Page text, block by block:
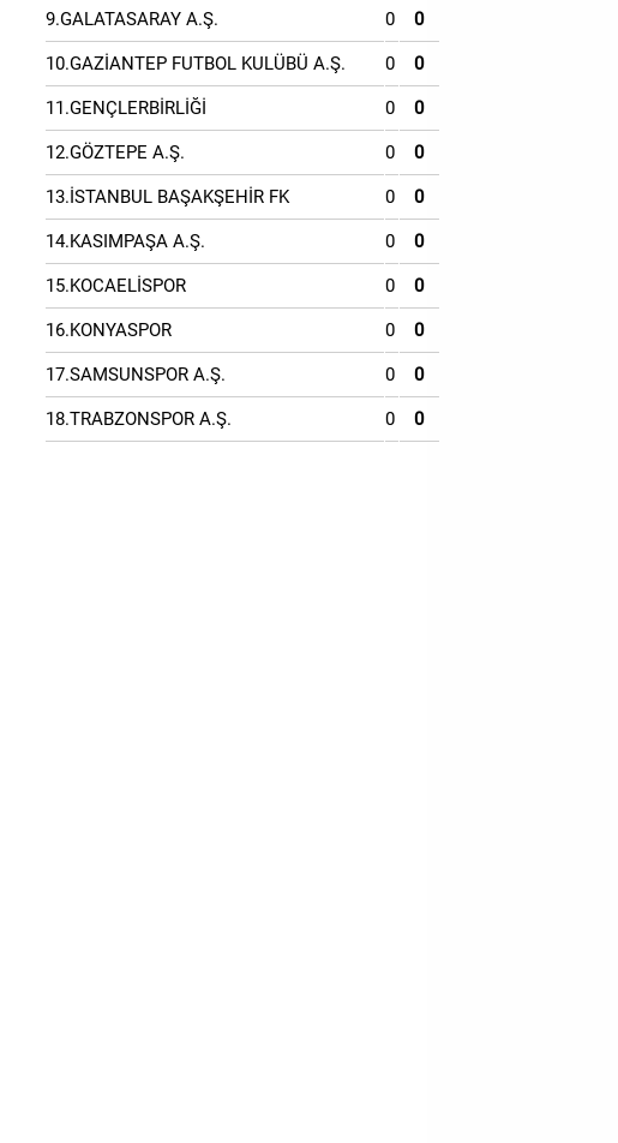
9.GALATASARAY A.Ş. 0 0
10.GAZİANTEP FUTBOL KULÜBÜ A.Ş. 0 0
11.GENÇLERBİRLİĞİ 0 0
12.GÖZTEPE A.Ş. 0 0
13.İSTANBUL BAŞAKŞEHİR FK 0 0
14.KASIMPAŞA A.Ş. 0 0
15.KOCAELİSPOR 0 0
16.KONYASPOR 0 0
17.SAMSUNSPOR A.Ş. 0 0
18.TRABZONSPOR A.Ş. 0 0